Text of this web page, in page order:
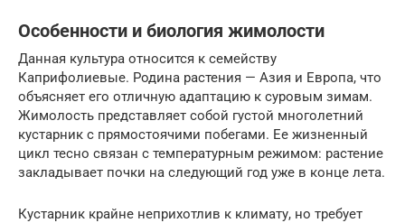
Особенности и биология жимолости
Данная культура относится к семейству
Каприфолиевые. Родина растения — Азия и Европа, что
объясняет его отличную адаптацию к суровым зимам.
Жимолость представляет собой густой многолетний
кустарник с прямостоячими побегами. Ее жизненный
цикл тесно связан с температурным режимом: растение
закладывает почки на следующий год уже в конце лета.
Кустарник крайне неприхотлив к климату, но требует